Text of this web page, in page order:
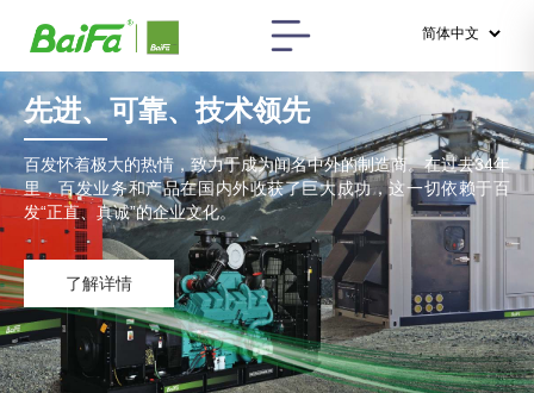
先进、可靠、技术领先
百发怀着极大的热情，致力于成为闻名中外的制造商。在过去34年
里，百发业务和产品在国内外收获了巨大成功，这一切依赖于百
发“正直、真诚”的企业文化。
了解详情